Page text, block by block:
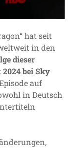
hat seit
in den
dieser
bei Sky
auf
in Deutsch